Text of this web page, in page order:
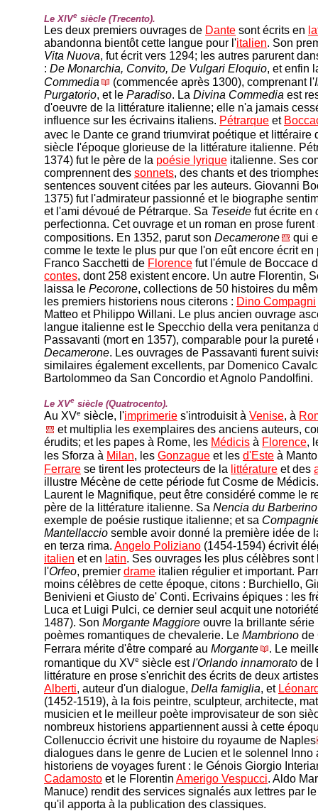
Le XIVe siècle (Trecento).
Les deux premiers ouvrages de Dante sont écrits en
abandonna bientôt cette langue pour l'italien. Son
Vita Nuova, fut écrit vers 1294; les autres parurent
: De Monarchia, Convito, De Vulgari Eloquio, et enfin
Commedia
(commencée après 1300), comprenant l'
Purgatorio, et le Paradiso. La Divina Commedia est
d'oeuvre de la littérature italienne; elle n'a jamais
influence sur les écrivains italiens. Pétrarque et
avec le Dante ce grand triumvirat poétique et littéraire
siècle I'époque glorieuse de la littérature italienne.
1374) fut le père de la poésie lyrique italienne. Ses
comprennent des sonnets, des chants et des
sentences souvent citées par les auteurs. Giovanni
1375) fut l'admirateur passionné et le biographe
et l'ami dévoué de Pétrarque. Sa Teseide fut écrite en
perfectionna. Cet ouvrage et un roman en prose
compositions. En 1352, parut son Decamerone
qui
comme le texte le plus pur que l'on eût encore écrit
Franco Sacchetti de Florence fut l'émule de Boccace
contes, dont 258 existent encore. Un autre Florentin,
laissa le Pecorone, collections de 50 histoires du
les premiers historiens nous citerons : Dino Compagni
Matteo et Philippo Willani. Le plus ancien ouvrage
langue italienne est le Specchio della vera penitanza
Passavanti (mort en 1357), comparable pour la
Decamerone. Les ouvrages de Passavanti furent
similaires également excellents, par Domenico
Bartolommeo da San Concordio et Agnolo Pandolfini.
Le XVe siècle (Quatrocento).
Au XVe siècle, l'imprimerie s'introduisit à Venise, à
et multiplia les exemplaires des anciens auteurs,
érudits; et les papes à Rome, les Médicis à Florence,
les Sforza à Milan, les Gonzague et les d'Este à
Ferrare se tirent les protecteurs de la littérature et des
illustre Mécène de cette période fut Cosme de
Laurent le Magnifique, peut être considéré comme le
père de la littérature italienne. Sa Nencia du
exemple de poésie rustique italienne; et sa
Mantellaccio semble avoir donné la première idée de
en terza rima. Angelo Poliziano (1454-1594) écrivit
italien et en latin. Ses ouvrages les plus célèbres
l'Orfeo, premier drame italien régulier et important.
moins célèbres de cette époque, citons : Burchiello,
Benivieni et Giusto de' Conti. Ecrivains épiques : les
Luca et Luigi Pulci, ce dernier seul acquit une
1487). Son Morgante Maggiore ouvre la brillante
poèmes romantiques de chevalerie. Le Mambriono de
Ferrara mérite d'être comparé au Morgante
. Le
romantique du XVe siècle estl'Orlando innamorato de
littérature en prose s'enrichit des écrits de deux
Alberti, auteur d'un dialogue, Della famiglia, et
(1452-1519), à la fois peintre, sculpteur, architecte,
musicien et le meilleur poète improvisateur de son
nombreux historiens appartiennent aussi à cette
Collenuccio écrivit une histoire du royaume de Naples
dialogues dans le genre de Lucien et le solennel Inno
historiens de voyages furent : le Génois Giorgio
Cadamosto et le Florentin Amerigo Vespucci. Aldo
Manuce) rendit des services signalés aux lettres par
qu'il apporta à la publication des classiques.